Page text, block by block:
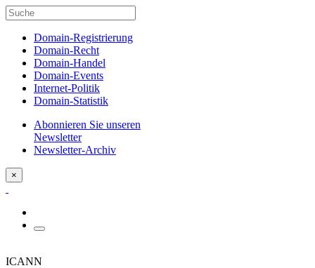
Domain-Registrierung
Domain-Recht
Domain-Handel
Domain-Events
Internet-Politik
Domain-Statistik
Abonnieren Sie unseren
Newsletter
Newsletter-Archiv
×
ICANN